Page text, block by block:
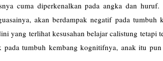
cuma diperkenalkan pada angka dan
akan berdampak negatif pada tumbuh
yang terlihat kesusahan belajar calistung tetapi
tumbuh kembang kognitifnya, anak itu